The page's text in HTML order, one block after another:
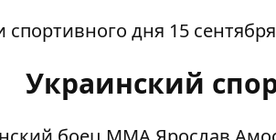
дня 15 сентября
Украинский